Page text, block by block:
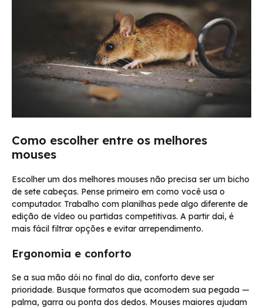
Como escolher entre os melhores
mouses
Escolher um dos melhores mouses não precisa ser um bicho
de sete cabeças. Pense primeiro em como você usa o
computador. Trabalho com planilhas pede algo diferente de
edição de vídeo ou partidas competitivas. A partir daí, é
mais fácil filtrar opções e evitar arrependimento.
Ergonomia e conforto
Se a sua mão dói no final do dia, conforto deve ser
prioridade. Busque formatos que acomodem sua pegada —
palma, garra ou ponta dos dedos. Mouses maiores ajudam